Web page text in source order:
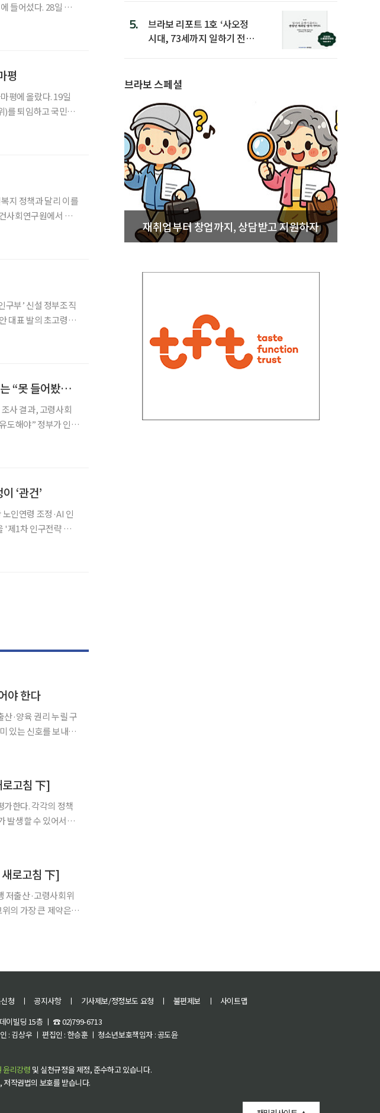
다. 28일 국
평
올랐다. 19일
)를 퇴임하고 국민연
지 정책과 달리 이를
구부’ 신설 정부조직
의 초고령사
저출산·고령사회기본계획 20년째인데, 기업 현장에서는 “못 들어봤어요”
‘관건’
인연령 조정·AI 인
야 한다
·양육 권리 누릴 구
로고침 下]
한다. 각각의 정책
발생할 수 있어서다.
로고침 下]
저출산·고령사회위
5.
브라보 리포트 1호 ‘사오정
시대, 73세까지 일하기 전략’
브라보 스페셜
재취업부터 창업까지, 상담받고 지원하자
청 ㅣ 공지사항 ㅣ 기사제보/정정보도 요청 ㅣ 불편제보 ㅣ
사이트맵
이빌딩 15층 ㅣ ☎ 02)799-6713
: 김상우 ㅣ 편집인 : 한승훈 ㅣ 청소년보호책임자 : 공도윤
윤리강령 및 실천규정을 제정, 준수하고 있습니다.
작권법의 보호를 받습니다.